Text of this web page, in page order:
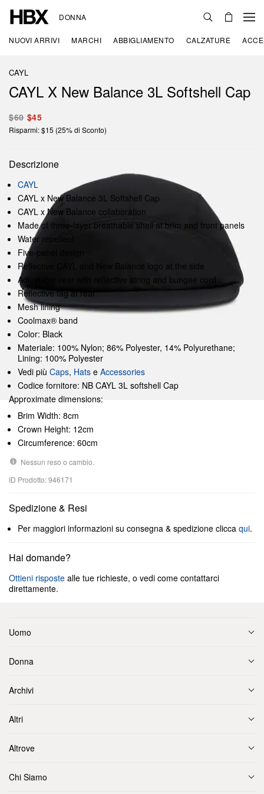
DONNA
NUOVI ARRIVI MARCHI ABBIGLIAMENTO CALZATURE
CAYL
CAYL X New Balance 3L Softshell Cap
$60 $45
Risparmi: $15 (25% di Sconto)
Descrizione
CAYL
CAYL x New Balance 3L Softshell Cap
CAYL x New Balance collaboration
Made of three-layer breathable shell at brim and front panels
Water repellent
Five-panel design
Reflective CAYL and New Balance logo at the side
Adjustable rear with reflective string and bungee cord
Reflective tag at rear
Mesh lining
Coolmax® band
Color: Black
Materiale: 100% Nylon; 86% Polyester, 14% Polyurethane;
Lining: 100% Polyester
Vedi più Caps, Hats e Accessories
Codice fornitore: NB CAYL 3L softshell Cap
Approximate dimensions:
Brim Width: 8cm
Crown Height: 12cm
Circumference: 60cm
Nessun reso o cambio.
ID Prodotto: 946171
Spedizione & Resi
Per maggiori informazioni su consegna & spedizione clicca qui.
Hai domande?
Ottieni risposte alle tue richieste, o vedi come contattarci
direttamente.
Uomo
Donna
Archivi
Altri
Altrove
Chi Siamo